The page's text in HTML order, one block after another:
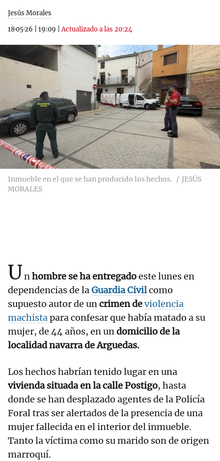
Jesús Morales
18·05·26
19:09 |Actualizado a las 20:24
Inmueble en el que se han producido los hechos.
JESÚS
MORALES
Unhombre se ha entregadoeste lunes en
dependencias de laGuardia Civilcomo
supuesto autor de uncrimen deviolencia
machistapara confesar que había matado a su
mujer, de 44 años, en undomicilio de la
localidad navarra de Arguedas.
Los hechos habrían tenido lugar en una
vivienda situada en la calle Postigo, hasta
donde se han desplazado agentes de la Policía
Foral tras ser alertados de la presencia de una
mujer fallecida en el interior del inmueble.
Tanto la víctima como su marido son de origen
marroquí.